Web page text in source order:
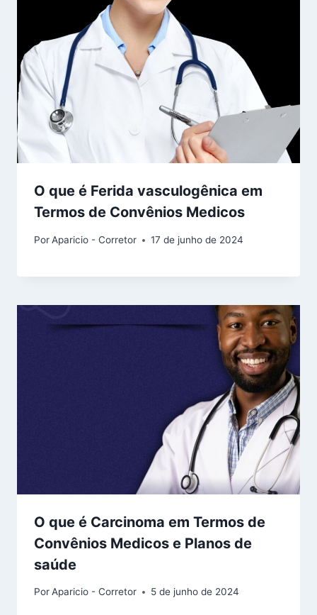
O que é Ferida vasculogênica em
Termos de Convênios Medicos
PorAparicio - Corretor 17 de junho de 2024
O que é Carcinoma em Termos de
Convênios Medicos e Planos de
saúde
PorAparicio - Corretor 5 de junho de 2024